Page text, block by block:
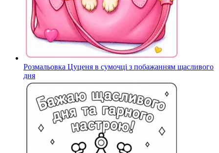
Розмальовка Цуценя в сумочці з побажанням щасливого
дня